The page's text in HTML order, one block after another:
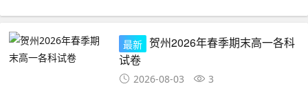
最新 贺州2026年春季期末高一各科
试卷
2026-08-03 3